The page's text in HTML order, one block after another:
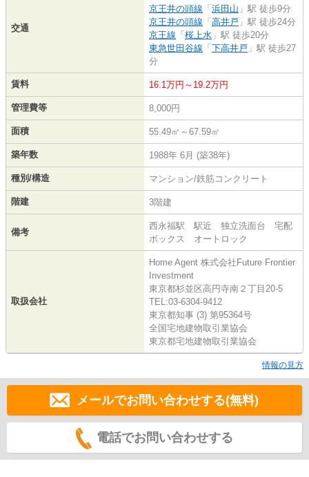
交通
京王井の頭線 「 浜田山 」駅 徒歩9分
京王井の頭線 「 高井戸 」駅 徒歩24分
京王線 「 桜上水 」駅 徒歩20分
東急世田谷線 「 下高井戸 」駅 徒歩27
分
賃料 16.1万円～19.2万円
管理費等 8,000円
面積 55.49㎡～67.59㎡
築年数 1988年 6月 (築38年)
種別/構造 マンション/鉄筋コンクリート
階建 3階建
備考
西永福駅 駅近 独立洗面台 宅配
ボックス オートロック
取扱会社
Home Agent 株式会社Future Frontier
Investment
東京都杉並区高円寺南２丁目20-5
TEL:03-6304-9412
東京都知事 (3) 第95364号
全国宅地建物取引業協会
東京都宅地建物取引業協会
情報の見方
メールでお問い合わせする(無料)
電話でお問い合わせする